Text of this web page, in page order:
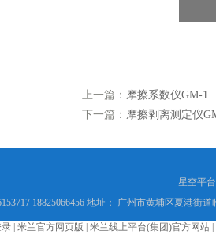
上一篇： 摩擦系数仪GM-1
下一篇： 摩擦剥离测定仪
星空平
18825066456 地址： 广州市黄埔区夏港街
米兰官方网页版 米兰线上平台(集团)官方网站